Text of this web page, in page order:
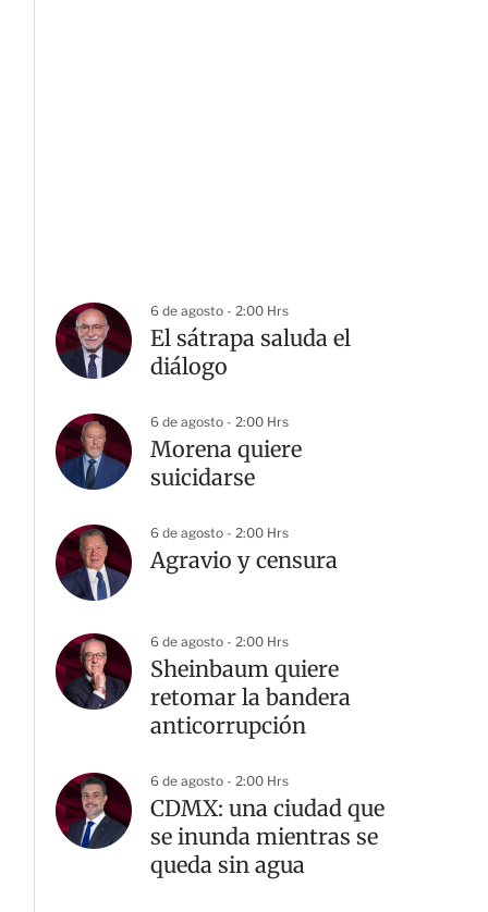
6 de agosto - 2:00 Hrs
El sátrapa saluda el
diálogo
6 de agosto - 2:00 Hrs
Morena quiere
suicidarse
6 de agosto - 2:00 Hrs
Agravio y censura
6 de agosto - 2:00 Hrs
Sheinbaum quiere
retomar la bandera
anticorrupción
6 de agosto - 2:00 Hrs
CDMX: una ciudad que
se inunda mientras se
queda sin agua